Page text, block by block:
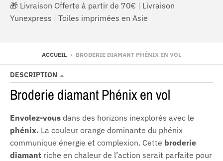
🎁 Livraison Offerte à partir de 70€ | Livraison
Yunexpress | Toiles imprimées en Asie
ACCUEIL › BRODERIE DIAMANT PHÉNIX EN VOL
DESCRIPTION
Broderie diamant Phénix en vol
Envolez-vous dans des horizons inexplorés avec le
phénix. La couleur orange dominante du phénix
communique énergie et complexion. Cette broderie
diamant riche en chaleur de l’action serait parfaite pour